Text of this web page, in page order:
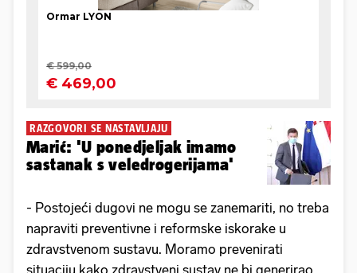
RAZGOVORI SE NASTAVLJAJU
Marić: 'U ponedjeljak imamo
sastanak s veledrogerijama'
- Postojeći dugovi ne mogu se zanemariti, no treba
napraviti preventivne i reformske iskorake u
zdravstvenom sustavu. Moramo prevenirati